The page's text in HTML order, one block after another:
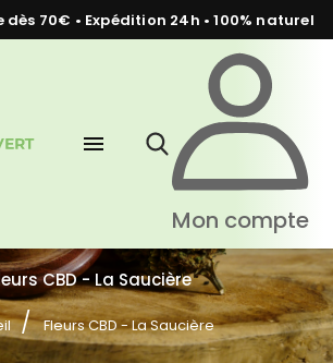
70€ • Expédition 24h • 100% naturel
menu
Mon compte
CBD - La Saucière
Fleurs CBD - La Saucière